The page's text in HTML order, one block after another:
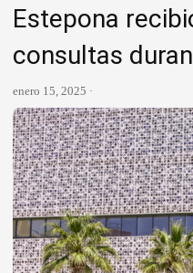
Estepona
consultas
enero 15, 2025 ·